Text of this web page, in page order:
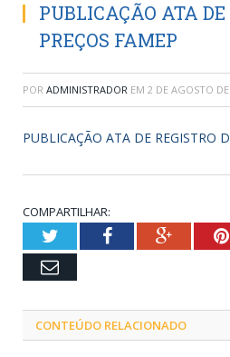
PUBLICAÇÃO ATA DE
PREÇOS FAMEP
POR ADMINISTRADOR EM 2 DE AGOSTO
PUBLICAÇÃO ATA DE REGISTRO
COMPARTILHAR:
TwitterFacebookGoogle+
Email
CONTEÚDO RELACIONADO